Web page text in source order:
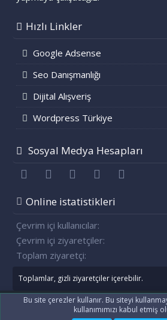
Hızlı Linkler
Google Adsense
Seo Danışmanlığı
Dijital Alışveriş
Wordpress Türkiye
Sosyal Medya Hesapları
FacebookTwitter youtubeBize ulaşın
Online istatistikleri
Çevrim içi kullanıcılar
Çevrim içi ziyaretçiler
Toplam ziyaretçi
Toplamlar, gizli ziyaretçiler içerebilir.
Community platform by XenForo® © 2010-2021
Bu site çerezler kullanır. Bu siteyi
kullanımımızı kabul etmiş